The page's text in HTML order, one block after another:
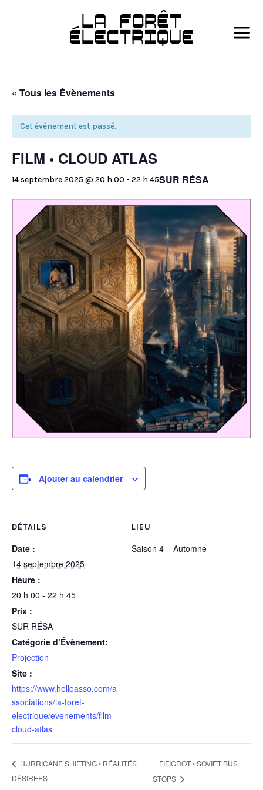
« Tous les Évènements
Cet évènement est passé.
FILM • CLOUD ATLAS
14 septembre 2025 @ 20 h 00 - 22 h 45SUR RÉSA
Ajouter au calendrier
DÉTAILS
Date :
14 septembre 2025
Heure :
20 h 00 - 22 h 45
Prix :
SUR RÉSA
Catégorie d’Évènement:
Projection
Site :
https://www.helloasso.com/a
ssociations/la-foret-
electrique/evenements/film-
cloud-atlas
LIEU
Saison 4 – Automne
HURRICANE SHIFTING • RÉALITÉS
DÉSIRÉES
FIFIGROT • SOVIET BUS
STOPS
a